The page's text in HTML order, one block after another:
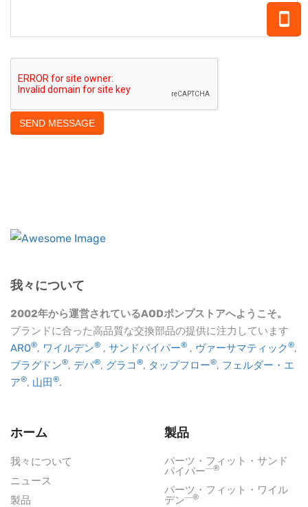
我々について
2002年から運営されているAODポンプストアへようこそ。
ブランドに合った高品質な交換部品の提供に注力しています
ARO®, ワイルデン® , サンドパイパー® , ヴァーサマティック®,
ブラグドン®, デパ®, グラコ ®, タップフロー®, フェルダー・エ
ア®, 山田®.
ホーム
我々について
ニュース
製品
製品
パーツ・フィット・サンド
パイパー―®
パーツ・フィット・ワイル
デン―®